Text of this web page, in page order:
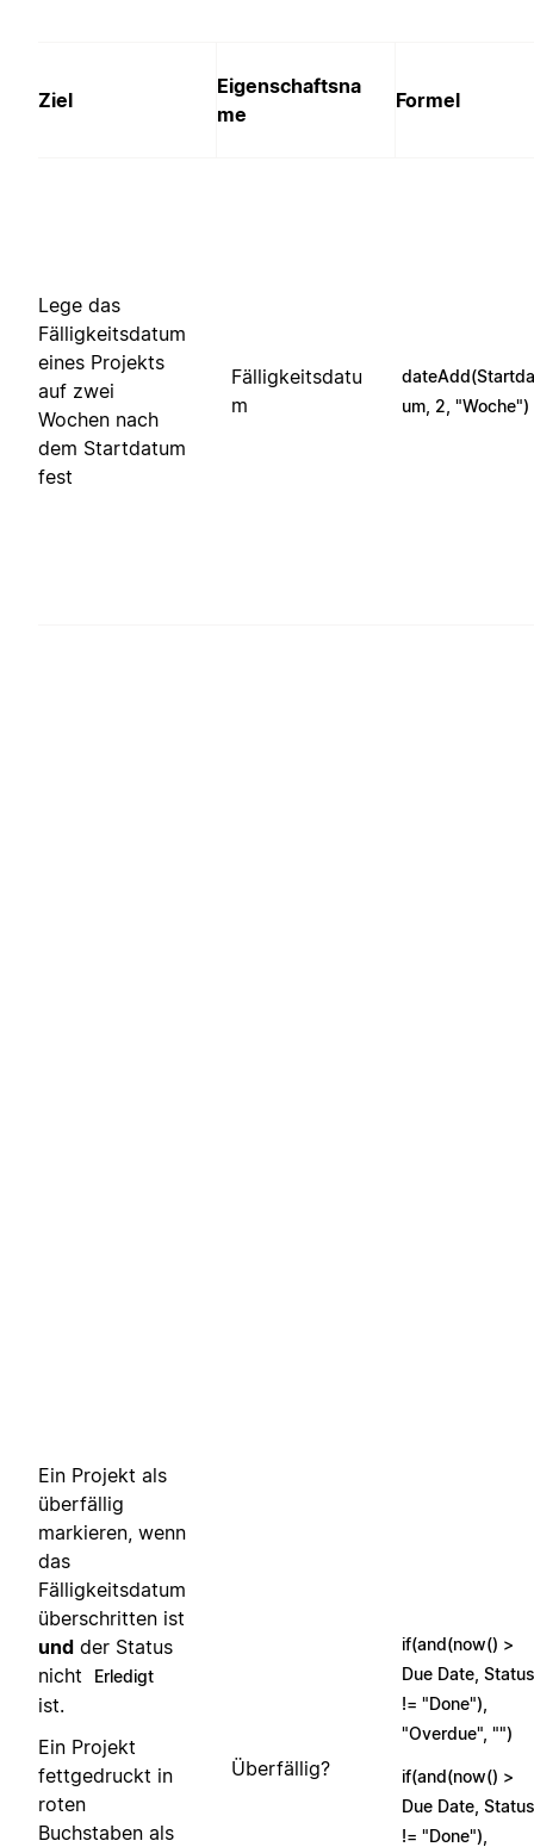
Ziel
Eigenschaftsna
me
Formel
Lege das
Fälligkeitsdatum
eines Projekts
auf zwei
Wochen nach
dem Startdatum
fest
Fälligkeitsdatu
m
um, 2, "Woche")
Ein Projekt als
überfällig
markieren, wenn
das
Fälligkeitsdatum
überschritten ist
und der Status
nicht
Erledigt
ist.
Ein Projekt
fettgedruckt in
roten
Buchstaben als
Überfällig?
if(and(now() >
Due Date, Status
!= "Done"),
"Overdue", "")
if(and(now() >
Due Date, Status
!= "Done"),